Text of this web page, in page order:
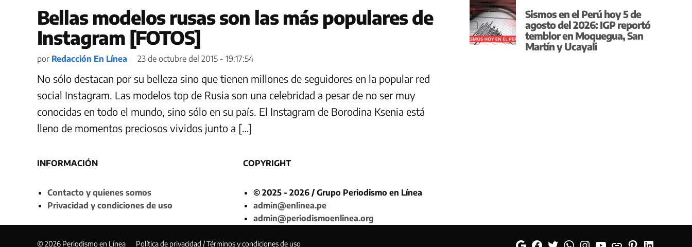
Bellas modelos rusas son las más populares de
Instagram [FOTOS]
por Redacción En Línea 23 de octubre del 2015 - 19:17:54
No sólo destacan por su belleza sino que tienen millones de seguidores en la popular red
social Instagram. Las modelos top de Rusia son una celebridad a pesar de no ser muy
conocidas en todo el mundo, sino sólo en su país. El Instagram de Borodina Ksenia está
lleno de momentos preciosos vividos junto a […]
Sismos en el Perú hoy 5 de
agosto del 2026: IGP reportó
temblor en Moquegua, San
Martín y Ucayali
INFORMACIÓN
Contacto y quienes somos
Privacidad y condiciones de uso
COPYRIGHT
© 2025 - 2026 / Grupo Periodismo en Línea
admin@enlinea.pe
admin@periodismoenlinea.org
© 2026 Periodismo en Línea Política de privacidad / Términos y condiciones de uso GoogleFacebookTwitterWhatsappInstagramYouTube
Web PinterestLinkedin